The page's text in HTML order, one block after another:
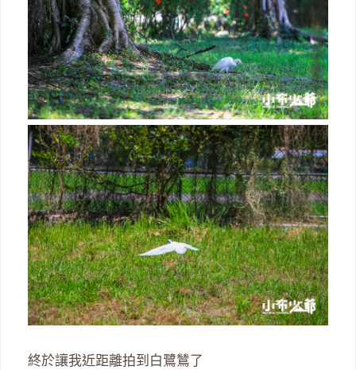
終於讓我近距離拍到白鷺鷥了